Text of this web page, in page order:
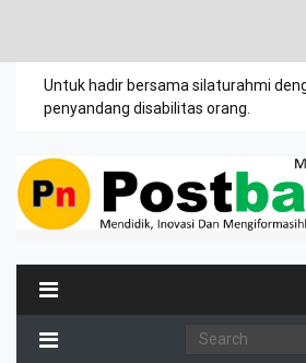
Untuk hadir bersama silaturahmi
penyandang disabilitas orang.